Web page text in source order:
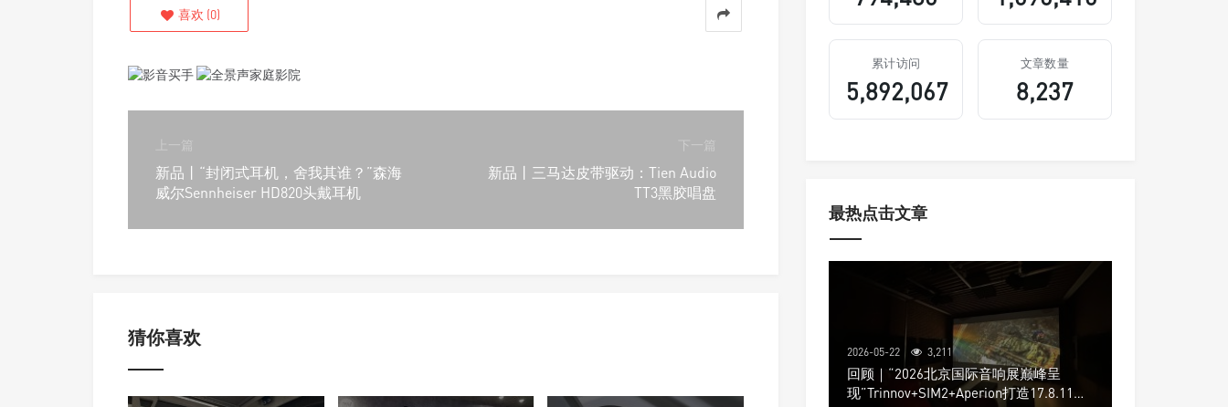
喜欢 (0)
上一篇
新品丨“封闭式耳机，舍我其谁？”森海
威尔Sennheiser HD820头戴耳机
下一篇
新品丨三马达皮带驱动：Tien Audio
TT3黑胶唱盘
猜你喜欢
累计访问
5,892,067
文章数量
8,237
最热点击文章
2026-05-22 3,211
回顾｜“2026北京国际音响展巅峰呈
现”Trinnov+SIM2+Aperion打造17.8.11声